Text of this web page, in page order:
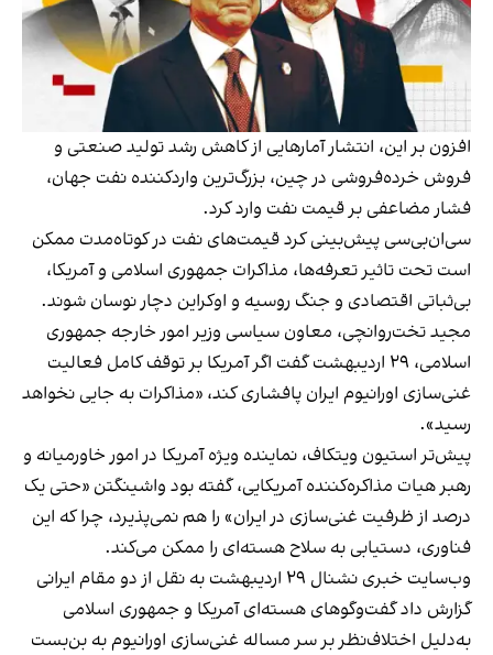
افزون بر این، انتشار آمارهایی از کاهش رشد تولید صنعتی و
فروش خرده‌فروشی در چین، بزرگ‌ترین واردکننده نفت جهان،
فشار مضاعفی بر قیمت نفت وارد کرد.
سی‌ان‌بی‌سی پیش‌بینی کرد قیمت‌های نفت در کوتاه‌مدت ممکن
است تحت تاثیر تعرفه‌ها، مذاکرات جمهوری اسلامی و آمریکا،
بی‌ثباتی اقتصادی و جنگ روسیه و اوکراین دچار نوسان شوند.
مجید تخت‌روانچی، معاون سیاسی وزیر امور خارجه جمهوری
اسلامی، ۲۹ اردیبهشت گفت اگر آمریکا بر توقف کامل فعالیت
غنی‌سازی اورانیوم ایران پافشاری کند، «مذاکرات به جایی نخواهد
رسید».
پیش‌تر استیون ویتکاف، نماینده ویژه آمریکا در امور خاورمیانه و
رهبر هیات مذاکره‌کننده آمریکایی، گفته بود واشینگتن «حتی یک
درصد از ظرفیت غنی‌سازی در ایران» را هم نمی‌پذیرد، چرا که این
فناوری، دستیابی به سلاح هسته‌ای را ممکن می‌کند.
وب‌سایت خبری نشنال ۲۹ اردیبهشت به نقل از دو مقام ایرانی
گزارش داد گفت‌وگوهای هسته‌ای آمریکا و جمهوری اسلامی
به‌دلیل اختلاف‌نظر بر سر مساله غنی‌سازی اورانیوم به بن‌بست